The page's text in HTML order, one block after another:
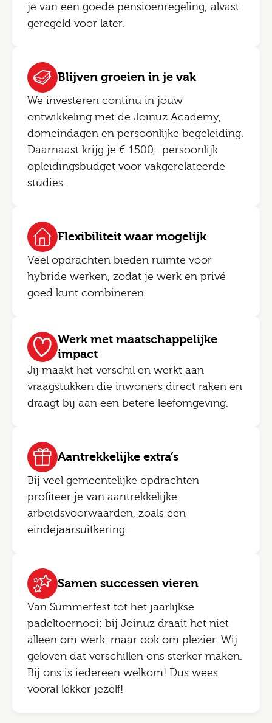
je van een goede pensioenregeling; alvast
geregeld voor later.
Blijven groeien in je vak
We investeren continu in jouw
ontwikkeling met de Joinuz Academy,
domeindagen en persoonlijke begeleiding.
Daarnaast krijg je € 1500,- persoonlijk
opleidingsbudget voor vakgerelateerde
studies.
Flexibiliteit waar mogelijk
Veel opdrachten bieden ruimte voor
hybride werken, zodat je werk en privé
goed kunt combineren.
Werk met maatschappelijke
impact
Jij maakt het verschil en werkt aan
vraagstukken die inwoners direct raken en
draagt bij aan een betere leefomgeving.
Aantrekkelijke extra’s
Bij veel gemeentelijke opdrachten
profiteer je van aantrekkelijke
arbeidsvoorwaarden, zoals een
eindejaarsuitkering.
Samen successen vieren
Van Summerfest tot het jaarlijkse
padeltoernooi: bij Joinuz draait het niet
alleen om werk, maar ook om plezier. Wij
geloven dat verschillen ons sterker maken.
Bij ons is iedereen welkom! Dus wees
vooral lekker jezelf!